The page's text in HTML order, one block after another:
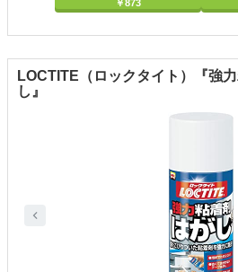
￥873
LOCTITE（ロックタイト）『強
し』